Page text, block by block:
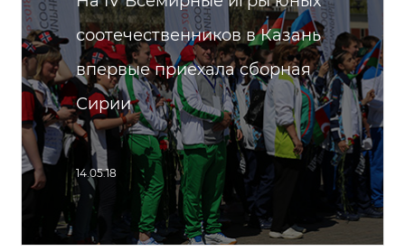
соотечественников в Казань
впервые приехала сборная
Сирии
14.05.18